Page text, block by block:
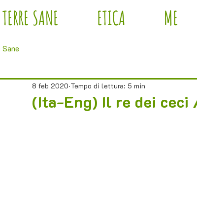
TERRE SANE ETICA ME
Sane
(Ita-Eng) Il re dei ceci
8 feb 2020 Tempo di lettura: 5 min